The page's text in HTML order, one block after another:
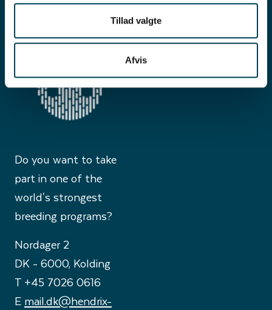
Tillad valgte
Afvis
Do you want to take
part in one of the
world's strongest
breeding programs?
Nordager 2
DK - 6000, Kolding
T +45 7026 0616
E mail.dk@hendrix-